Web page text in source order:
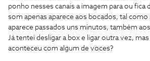
ponho nesses canais a imagem para ou fica
som apenas aparece aos bocados, tal como
aparece passados uns minutos, também
Já tentei desligar a box e ligar outra vez,
aconteceu com algum de voces?